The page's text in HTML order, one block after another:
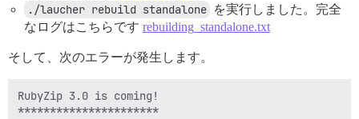
./laucher rebuild standalone を実行しました。完全
なログはこちらです rebuilding_standalone.txt
そして、次のエラーが発生します。
RubyZip 3.0 is coming!
**********************